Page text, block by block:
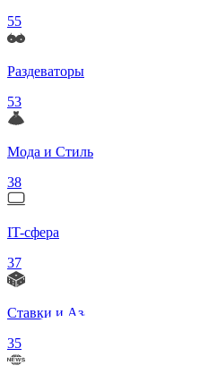
55
Раздеваторы
53
Мода и Стиль
38
IT-сфера
37
Ставки и Азартные игры
35